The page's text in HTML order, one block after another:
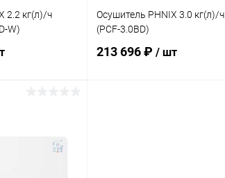
2.2 кг(л)/ч
W)
Осушитель PHNIX 3.0 кг(л)/ч
(PCF-3.0BD)
213 696 ₽ / шт